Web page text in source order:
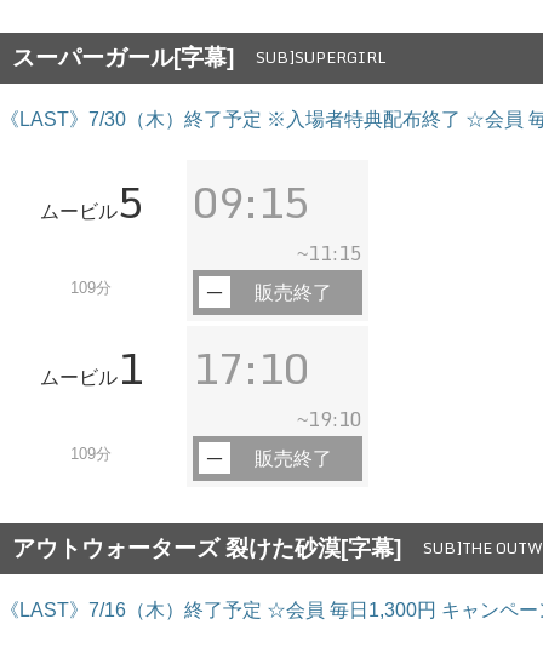
スーパーガール[字幕] SUB]SUPERGIRL
《LAST》7/30（木）終了予定 ※入場者特典配布終了 ☆会員
ムービル5
109分
09:15
~11:15
販売終了
ムービル1
109分
17:10
~19:10
販売終了
アウトウォーターズ 裂けた砂漠[字幕] SUB]THE
《LAST》7/16（木）終了予定 ☆会員 毎日1,300円 キャンペー